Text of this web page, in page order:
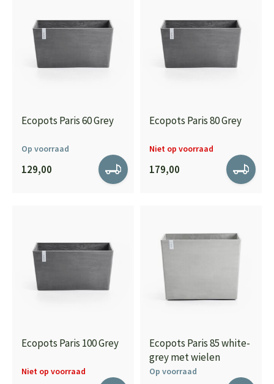
Ecopots Paris 60 Grey
Op voorraad
129,00
Ecopots Paris 80 Grey
Niet op voorraad
179,00
Ecopots Paris 100 Grey
Niet op voorraad
Ecopots Paris 85 white-
grey met wielen
Op voorraad